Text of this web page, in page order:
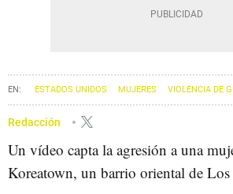
ESTADOS UNIDOS MUJERES VIOLENCIA DE
COREA DEL SUR LOS ÁNGELES
Redacción
Un vídeo capta la agresión a una
Koreatown, un barrio oriental de